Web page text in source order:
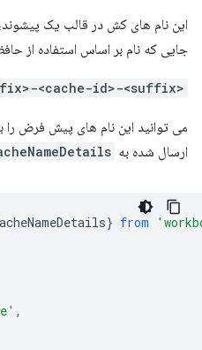
این نام های کش در قالب یک
جایی که نام بر اساس استفاده از
<prefix>-<cache-id>-<suffix>
می توانید این نام های پیش فرض را
ارسال شده به
} from
,